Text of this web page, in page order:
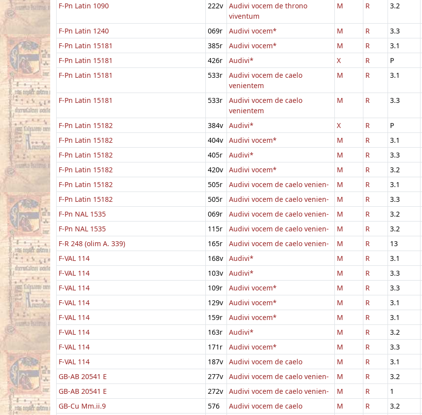
F-Pn Latin 1090
222v
Audivi vocem de throno
viventum
M R 3.2
F-Pn Latin 1240 069r Audivi vocem* M R 3.3
F-Pn Latin 15181
385r Audivi vocem* M R 3.1
F-Pn Latin 15181
426r Audivi* X R P
F-Pn Latin 15181
533r
Audivi vocem de caelo
venientem
M R 3.1
F-Pn Latin 15181 533r
Audivi vocem de caelo
venientem
M R 3.3
F-Pn Latin 15182 384v Audivi* X R P
F-Pn Latin 15182
404v Audivi vocem* M R 3.1
F-Pn Latin 15182
405r Audivi* M R 3.3
F-Pn Latin 15182
420v Audivi vocem* M R 3.2
F-Pn Latin 15182
505r Audivi vocem de caelo venien- M R 3.1
F-Pn Latin 15182
505r Audivi vocem de caelo venien- M R 3.3
F-Pn NAL 1535
069r Audivi vocem de caelo venien- M R 3.2
F-Pn NAL 1535
115r Audivi vocem de caelo venien- M R 3.2
F-R 248 (olim A. 339)
165r Audivi vocem de caelo venien- M R 13
F-VAL 114
168v Audivi* M R 3.1
F-VAL 114
103v Audivi* M R 3.3
F-VAL 114
109r Audivi vocem* M R 3.3
F-VAL 114
129v Audivi vocem* M R 3.1
F-VAL 114
159r Audivi vocem* M R 3.1
F-VAL 114
163r Audivi* M R 3.2
F-VAL 114
171r Audivi vocem* M R 3.3
F-VAL 114
187v Audivi vocem de caelo M R 3.1
GB-AB 20541 E
277v Audivi vocem de caelo venien- M R 3.2
GB-AB 20541 E
272v Audivi vocem de caelo venien- M R 1
GB-Cu Mm.ii.9
576 Audivi vocem de caelo M R 3.2